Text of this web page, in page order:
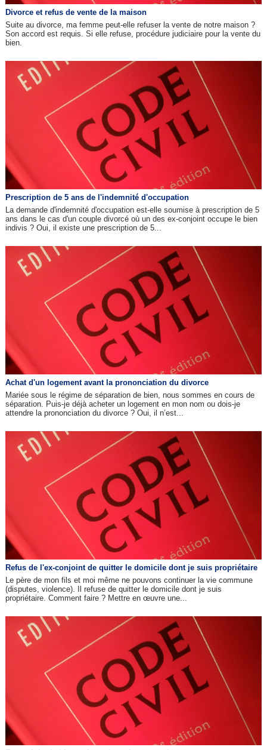
Divorce et refus de vente de la maison
Suite au divorce, ma femme peut-elle refuser la vente de notre maison ?
Son accord est requis. Si elle refuse, procédure judiciaire pour la vente du
bien.
Prescription de 5 ans de l'indemnité d'occupation
La demande d'indemnité d'occupation est-elle soumise à prescription de 5
ans dans le cas d'un couple divorcé où un des ex-conjoint occupe le bien
indivis ? Oui, il existe une prescription de 5...
Achat d'un logement avant la prononciation du divorce
Mariée sous le régime de séparation de bien, nous sommes en cours de
séparation. Puis-je déjà acheter un logement en mon nom ou dois-je
attendre la prononciation du divorce ? Oui, il n’est...
Refus de l'ex-conjoint de quitter le domicile dont je suis propriétaire
Le père de mon fils et moi même ne pouvons continuer la vie commune
(disputes, violence). Il refuse de quitter le domicile dont je suis
propriétaire. Comment faire ? Mettre en œuvre une...